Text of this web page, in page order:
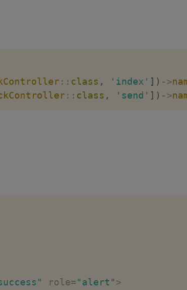
email ;
передаем почту куда
:: class , 'index' ] ) ->
:: class , 'send' ] ) ->
role="alert">